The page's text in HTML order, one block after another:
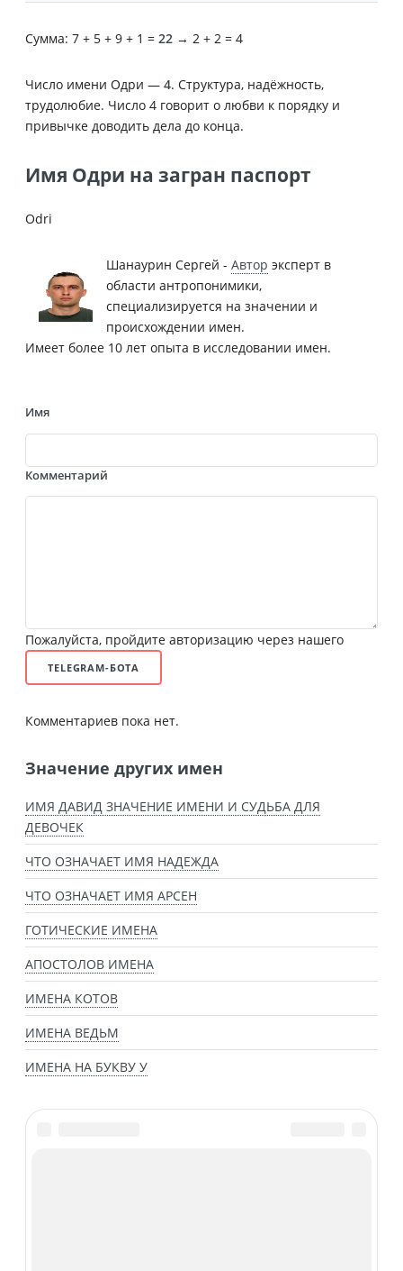
Сумма: 7 + 5 + 9 + 1 = 22 → 2 + 2 = 4
Число имени Одри — 4. Структура, надёжность,
трудолюбие. Число 4 говорит о любви к порядку и
привычке доводить дела до конца.
Имя Одри на загран паспорт
Odri
Шанаурин Сергей - Автор эксперт в
области антропонимики,
специализируется на значении и
происхождении имен.
Имеет более 10 лет опыта в исследовании имен.
Имя
Комментарий
Пожалуйста, пройдите авторизацию через нашего
TELEGRAM-БОТА
Комментариев пока нет.
Значение других имен
ИМЯ ДАВИД ЗНАЧЕНИЕ ИМЕНИ И СУДЬБА ДЛЯ
ДЕВОЧЕК
ЧТО ОЗНАЧАЕТ ИМЯ НАДЕЖДА
ЧТО ОЗНАЧАЕТ ИМЯ АРСЕН
ГОТИЧЕСКИЕ ИМЕНА
АПОСТОЛОВ ИМЕНА
ИМЕНА КОТОВ
ИМЕНА ВЕДЬМ
ИМЕНА НА БУКВУ У